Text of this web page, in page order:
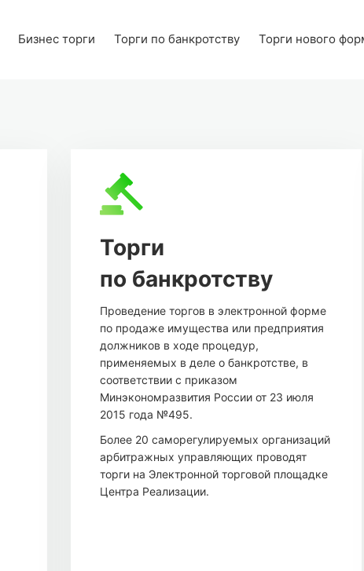
Бизнес торги Торги по банкротству Торги нового
Торги
по банкротству
Проведение торгов в электронной форме
по продаже имущества или предприятия
должников в ходе процедур,
применяемых в деле о банкротстве, в
соответствии с приказом
Минэкономразвития России от 23 июля
2015 года №495.
Более 20 саморегулируемых организаций
арбитражных управляющих проводят
торги на Электронной торговой площадке
Центра Реализации.